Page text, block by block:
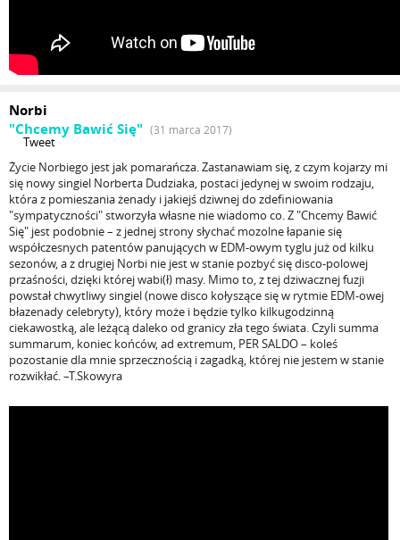
Norbi
"Chcemy Bawić Się" (31 marca 2017)
Tweet
Życie Norbiego jest jak pomarańcza. Zastanawiam się, z czym kojarzy mi
się nowy singiel Norberta Dudziaka, postaci jedynej w swoim rodzaju,
która z pomieszania żenady i jakiejś dziwnej do zdefiniowania
"sympatyczności" stworzyła własne nie wiadomo co. Z "Chcemy Bawić
Się" jest podobnie – z jednej strony słychać mozolne łapanie się
współczesnych patentów panujących w EDM-owym tyglu już od kilku
sezonów, a z drugiej Norbi nie jest w stanie pozbyć się disco-polowej
przaśności, dzięki której wabi(ł) masy. Mimo to, z tej dziwacznej fuzji
powstał chwytliwy singiel (nowe disco kołyszące się w rytmie EDM-owej
błazenady celebryty), który może i będzie tylko kilkugodzinną
ciekawostką, ale leżącą daleko od granicy zła tego świata. Czyli summa
summarum, koniec końców, ad extremum, PER SALDO – koleś
pozostanie dla mnie sprzecznością i zagadką, której nie jestem w stanie
rozwikłać. –T.Skowyra